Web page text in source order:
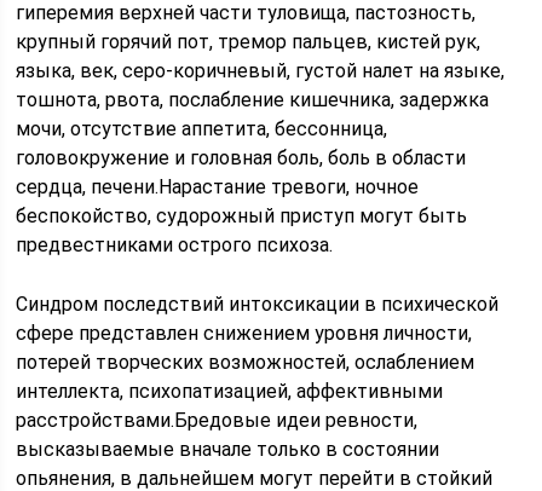
гиперемия верхней части туловища, пастозность,
крупный горячий пот, тремор пальцев, кистей рук,
языка, век, серо-коричневый, густой налет на языке,
тошнота, рвота, послабление кишечника, задержка
мочи, отсутствие аппетита, бессонница,
головокружение и головная боль, боль в области
сердца, печени.Нарастание тревоги, ночное
беспокойство, судорожный приступ могут быть
предвестниками острого психоза.
Синдром последствий интоксикации в психической
сфере представлен снижением уровня личности,
потерей творческих возможностей, ослаблением
интеллекта, психопатизацией, аффективными
расстройствами.Бредовые идеи ревности,
высказываемые вначале только в состоянии
опьянения, в дальнейшем могут перейти в стойкий